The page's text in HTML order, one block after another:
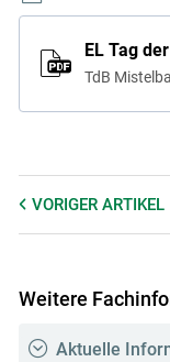
EL Tag
TdB
VORIGER ARTIKEL
Weitere
Aktuelle